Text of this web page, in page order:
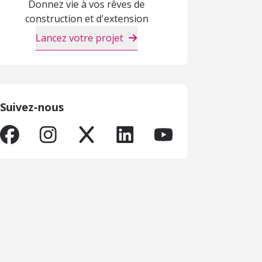
Donnez vie à vos rêves de
construction et d'extension
Lancez votre projet
Suivez-nous